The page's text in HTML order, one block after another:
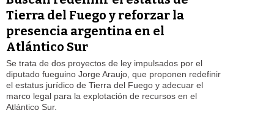
Tierra del Fuego y reforzar la
presencia argentina en el
Atlántico Sur
Se trata de dos proyectos de ley impulsados por el
diputado fueguino Jorge Araujo, que proponen redefinir
el estatus jurídico de Tierra del Fuego y adecuar el
marco legal para la explotación de recursos en el
Atlántico Sur.